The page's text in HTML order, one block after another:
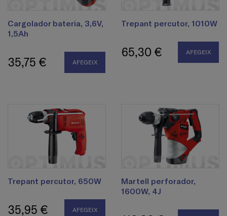
Cargolador bateria, 3,6V,
1,5Ah
35,75 € AFEGEIX
Trepant percutor, 1010W
65,30 € AFEGEIX
Trepant percutor, 650W
35,95 € AFEGEIX
Martell perforador,
1600W, 4J